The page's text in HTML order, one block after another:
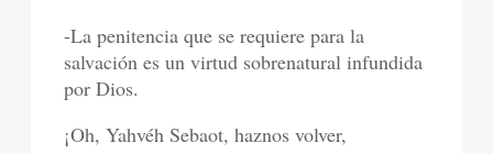
-La penitencia que se requiere para la
salvación es un virtud sobrenatural infundida
por Dios.
¡Oh, Yahvéh Sebaot, haznos volver,